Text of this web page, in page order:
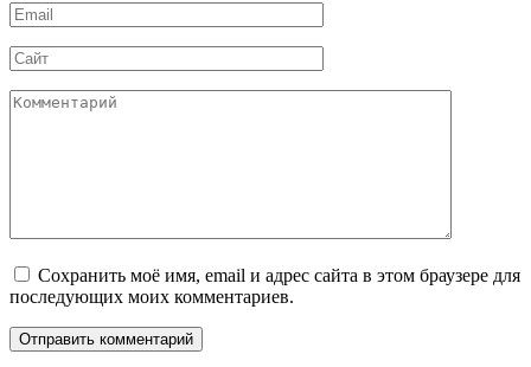
Email
*
Сайт
Комментарий
Сохранить моё имя, email и адрес сайта в этом браузере для
последующих моих комментариев.